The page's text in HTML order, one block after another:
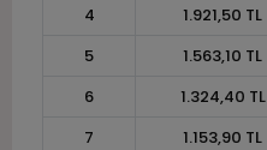
4
1.921,50 TL
5
1.563,10 TL
6
1.324,40 TL
7
1.153,90 TL